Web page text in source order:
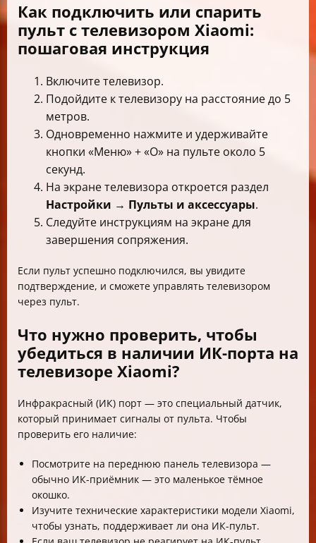
Как подключить или спарить
пульт с телевизором Xiaomi:
пошаговая инструкция
Включите телевизор.
Подойдите к телевизору на расстояние до 5
метров.
Одновременно нажмите и удерживайте
кнопки «Меню» + «О» на пульте около 5
секунд.
На экране телевизора откроется раздел
Настройки → Пульты и аксессуары.
Следуйте инструкциям на экране для
завершения сопряжения.
Если пульт успешно подключился, вы увидите
подтверждение, и сможете управлять телевизором
через пульт.
Что нужно проверить, чтобы
убедиться в наличии ИК-порта на
телевизоре Xiaomi?
Инфракрасный (ИК) порт — это специальный датчик,
который принимает сигналы от пульта. Чтобы
проверить его наличие:
Посмотрите на переднюю панель телевизора —
обычно ИК-приёмник — это маленькое тёмное
окошко.
Изучите технические характеристики модели Xiaomi,
чтобы узнать, поддерживает ли она ИК-пульт.